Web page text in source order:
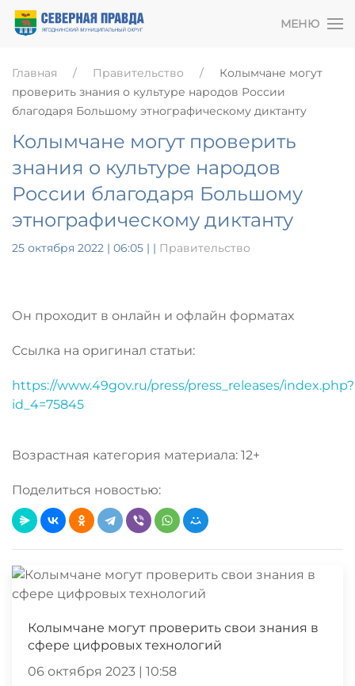
МЕНЮ
Главная Правительство
Колымчане могут
проверить знания о культуре народов России
благодаря Большому этнографическому диктанту
Колымчане могут проверить
знания о культуре народов
России благодаря Большому
этнографическому диктанту
25 октября 2022 | 06:05 | | Правительство
Он проходит в онлайн и офлайн форматах
Ссылка на оригинал статьи:
https://www.49gov.ru/press/press_releases/index.php?
id_4=75845
Возрастная категория материала: 12+
Поделиться новостью:
Колымчане могут проверить свои знания в
сфере цифровых технологий
06 октября 2023 | 10:58